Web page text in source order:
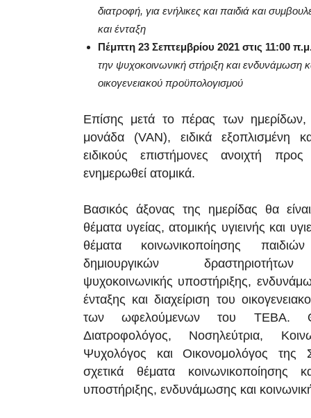
διατροφή, για ενήλικες και παιδιά και
και ένταξη
Πέμπτη 23 Σεπτεμβρίου 2021 στις 11:00
την ψυχοκοινωνική στήριξη και ενδυνάμωση
οικογενειακού προϋπολογισμού
Επίσης μετά το πέρας των ημερίδων,
μονάδα (VAN), ειδικά εξοπλισμένη
ειδικούς επιστήμονες ανοιχτή
ενημερωθεί ατομικά.
Βασικός άξονας της ημερίδας θα
θέματα υγείας, ατομικής υγιεινής και
θέματα κοινωνικοποίησης
δημιουργικών
ψυχοκοινωνικής υποστήριξης,
ένταξης και διαχείριση του
των ωφελούμενων του ΤΕΒΑ.
Διατροφολόγος, Νοσηλεύτρια,
Ψυχολόγος και Οικονομολόγος της
σχετικά θέματα κοινωνικοποίησης
υποστήριξης, ενδυνάμωσης και